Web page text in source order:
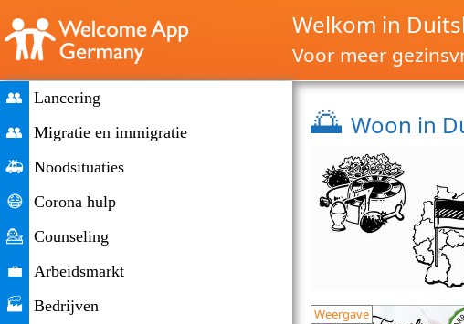
Welkom in
Voor meer
👥
Lancering
👥
Migratie en immigratie
🚑 Noodsituaties
😷 Corona hulp
💁 Counseling
💼
Arbeidsmarkt
🏭 Bedrijven
🌅 Woon in
Weergave